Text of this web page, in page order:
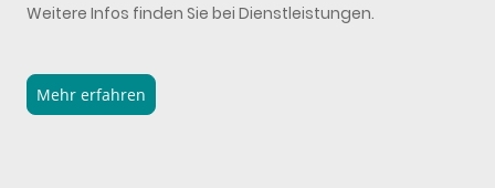
Weitere Infos finden Sie bei Dienstleistungen.
Mehr erfahren